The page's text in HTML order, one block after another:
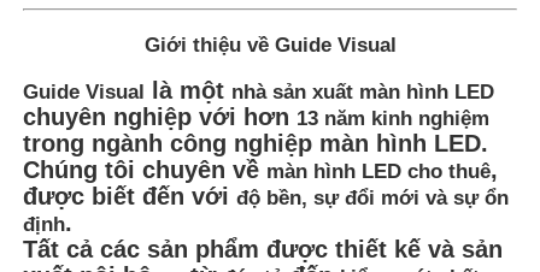
Giới thiệu về Guide Visual
Guide Visual là một nhà sản xuất màn hình LED
chuyên nghiệp với hơn 13 năm kinh nghiệm
trong ngành công nghiệp màn hình LED.
Chúng tôi chuyên về màn hình LED cho thuê,
được biết đến vớiđộ bền, sự đổi mới và sự ổn
định.
Tất cả các sản phẩm được thiết kế và sản